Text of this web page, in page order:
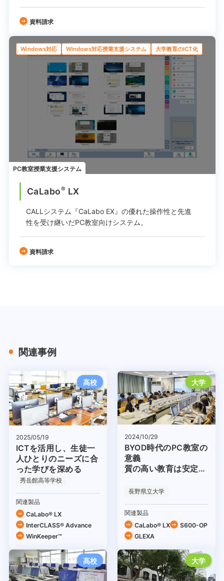
資料請求
Windows対応 Windows対応授業支援システム 大学教育のICT化
PC教室授業支援システム
CaLabo® LX
CALLシステム『CaLabo EX』の優れた操作性と先進
性を受け継いだPC教室向けシステム。
資料請求
関連事例
高校
2025/05/19
ICTを活用し、生徒一
人ひとりのニーズに合
った学びを深める
秀岳館高等学校
関連製品
CaLabo® LX
InterCLASS® Advance
WinKeeper™
大学
2024/10/29
BYOD時代のPC教室の
意義
質の高い教育は安定的
長野県立大学
関連製品
CaLabo® LX
S600-OP
GLEXA
高校 大学